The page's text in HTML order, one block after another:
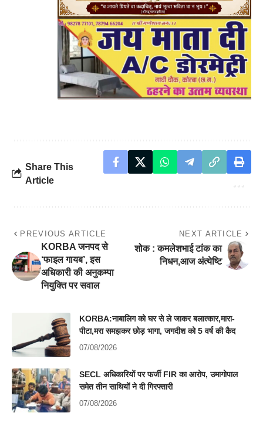
Share This
Article
PREVIOUS ARTICLE
KORBA जनपद से
‘फाइल गायब’, इस
अधिकारी की अनुकम्पा
नियुक्ति पर सवाल
NEXT ARTICLE
​शोक : कमलेशभाई टांक का
निधन,आज अंत्येष्टि
KORBA:नाबालिग को घर से ले जाकर बलात्कार,मारा-
पीटा,मरा समझकर छोड़ भागा, जगदीश को 5 वर्ष की कैद
07/08/2026
SECL अधिकारियों पर फर्जी FIR का आरोप, उमागोपाल
समेत तीन साथियों ने दी गिरफ्तारी
07/08/2026